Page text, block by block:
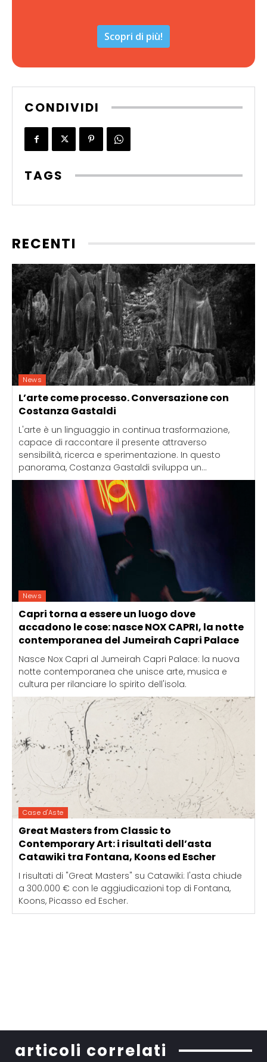
Scopri di più!
CONDIVIDI
TAGS
RECENTI
News
L’arte come processo. Conversazione con
Costanza Gastaldi
L'arte è un linguaggio in continua trasformazione,
capace di raccontare il presente attraverso
sensibilità, ricerca e sperimentazione. In questo
panorama, Costanza Gastaldi sviluppa un...
News
Capri torna a essere un luogo dove
accadono le cose: nasce NOX CAPRI, la notte
contemporanea del Jumeirah Capri Palace
Nasce Nox Capri al Jumeirah Capri Palace: la nuova
notte contemporanea che unisce arte, musica e
cultura per rilanciare lo spirito dell'isola.
Case d'Aste
Great Masters from Classic to
Contemporary Art: i risultati dell’asta
Catawiki tra Fontana, Koons ed Escher
I risultati di "Great Masters" su Catawiki: l'asta chiude
a 300.000 € con le aggiudicazioni top di Fontana,
Koons, Picasso ed Escher.
articoli correlati